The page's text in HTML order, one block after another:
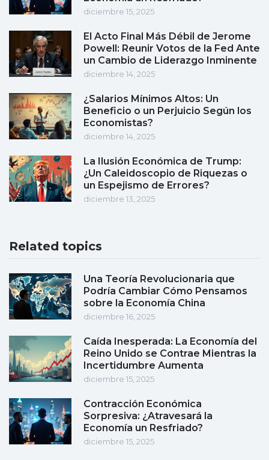
diciembre 15, 2025
El Acto Final Más Débil de Jerome
Powell: Reunir Votos de la Fed Ante
un Cambio de Liderazgo Inminente
diciembre 14, 2025
¿Salarios Mínimos Altos: Un
Beneficio o un Perjuicio Según los
Economistas?
diciembre 14, 2025
La Ilusión Económica de Trump:
¿Un Caleidoscopio de Riquezas o
un Espejismo de Errores?
diciembre 13, 2025
Related topics
Una Teoría Revolucionaria que
Podría Cambiar Cómo Pensamos
sobre la Economía China
diciembre 16, 2025
Caída Inesperada: La Economía del
Reino Unido se Contrae Mientras la
Incertidumbre Aumenta
diciembre 15, 2025
Contracción Económica
Sorpresiva: ¿Atravesará la
Economía un Resfriado?
diciembre 15, 2025